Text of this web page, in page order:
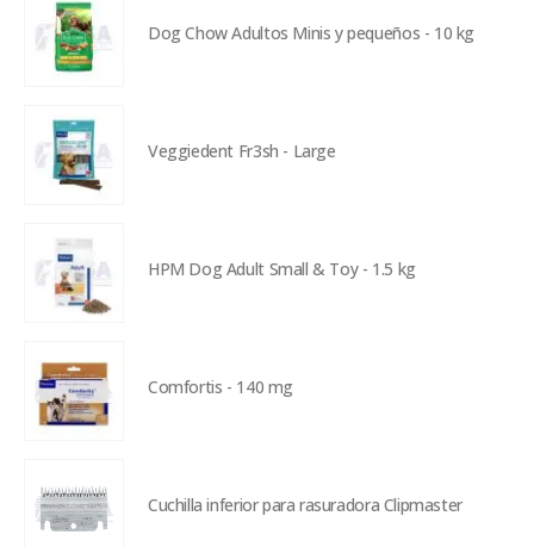
Dog Chow Adultos Minis y pequeños - 10 kg
Veggiedent Fr3sh - Large
HPM Dog Adult Small & Toy - 1.5 kg
Comfortis - 140 mg
Cuchilla inferior para rasuradora Clipmaster